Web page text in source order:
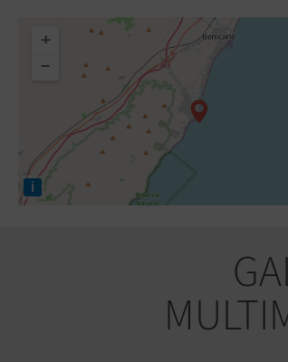
+
−
i